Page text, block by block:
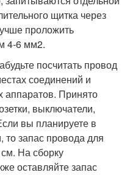
щитка через
проложить
4-6 мм2.
посчитать провод
соединений и
аппаратов. Принято
выключатели,
вы планируете в
то запас провода для
На сборку
оставляйте запас